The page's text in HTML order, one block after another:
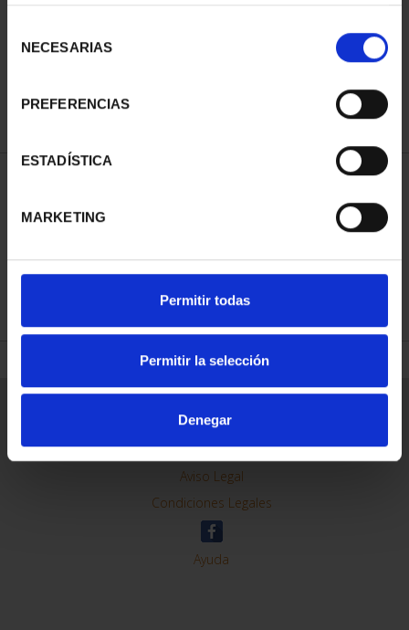
NECESARIAS
PREFERENCIAS
ESTADÍSTICA
MARKETING
Permitir todas
Permitir la selección
Denegar
73,00 €
REFINAR
Contacto
Preguntas Frequentes (FAQs)
Aviso Legal
Condiciones Legales
Ayuda